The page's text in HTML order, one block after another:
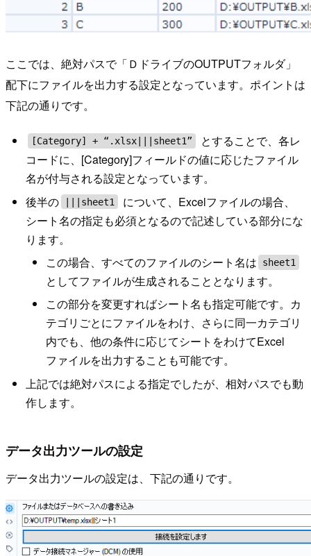
ここでは、絶対パスで「ＤドライブのOUTPUTフォルダ」
配下にファイルを出力する設定となっています。ポイントは
下記の通りです。
[Category] + “.xlsx|||sheet1”
とすることで、各レ
コードに、[Category]フィールドの値に応じたファイル
名が付与される設定となっています。
後半の
|||sheet1
について、Excelファイルの場合、
シート名の指定も必須となるので記述している部分にな
ります。
この場合、すべてのファイルのシート名は
sheet1
としてファイルが生成されることとなります。
この部分を変更すればシート名も指定可能です。カ
テゴリごとにファイルをわけ、さらに同一カテゴリ
内でも、他の条件に応じてシートをわけてExcel
ファイルを出力することも可能です。
上記では絶対パスによる指定でしたが、相対パスでも動
作します。
データ出力ツールの設定
データ出力ツールの設定は、下記の通りです。